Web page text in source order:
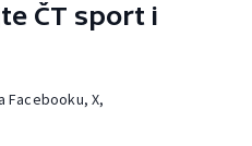
ČT sport i
Facebooku, X,